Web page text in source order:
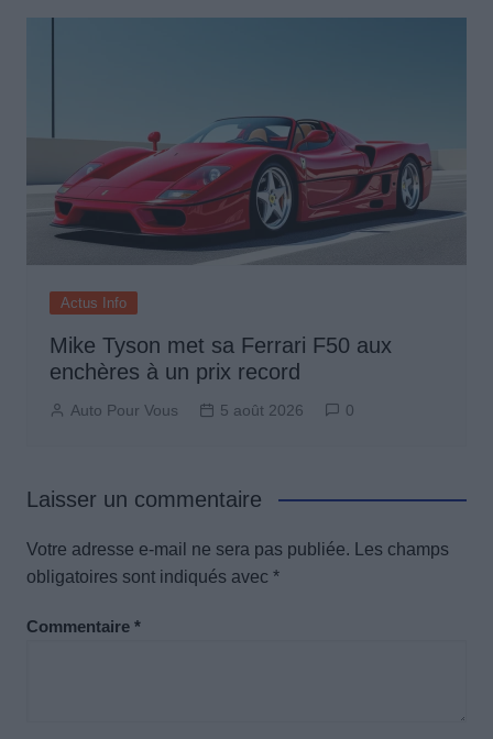
Actus Info
Mike Tyson met sa Ferrari F50 aux
enchères à un prix record
Auto Pour Vous 5 août 2026 0
Laisser un commentaire
Votre adresse e-mail ne sera pas publiée.
Les champs
obligatoires sont indiqués avec *
Commentaire *